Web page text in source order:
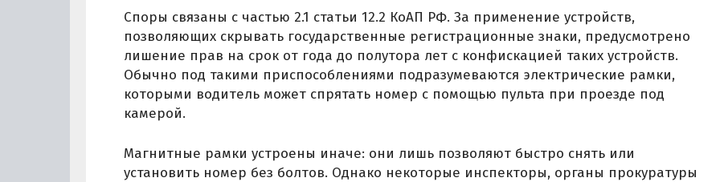
Споры связаны с частью 2.1 статьи 12.2 КоАП РФ. За применение устройств,
позволяющих скрывать государственные регистрационные знаки, предусмотрено
лишение прав на срок от года до полутора лет с конфискацией таких устройств.
Обычно под такими приспособлениями подразумеваются электрические рамки,
которыми водитель может спрятать номер с помощью пульта при проезде под
камерой.
Магнитные рамки устроены иначе: они лишь позволяют быстро снять или
установить номер без болтов. Однако некоторые инспекторы, органы прокуратуры